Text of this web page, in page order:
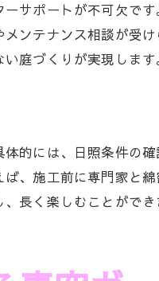
サポートが不可欠で
ンテナンス相談が受
庭づくりが実現します
的には、日照条件の
、施工前に専門家と
長く楽しむことができ